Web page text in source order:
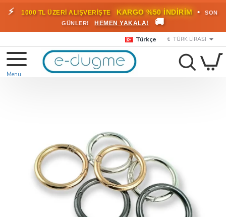
⚡ 1000 TL ÜZERİ ALIŞVERİŞTE KARGO %50 İNDİRİM •
SON
GÜNLER!
HEMEN YAKALA! 🚚
Türkçe ₺ TÜRK LIRASI